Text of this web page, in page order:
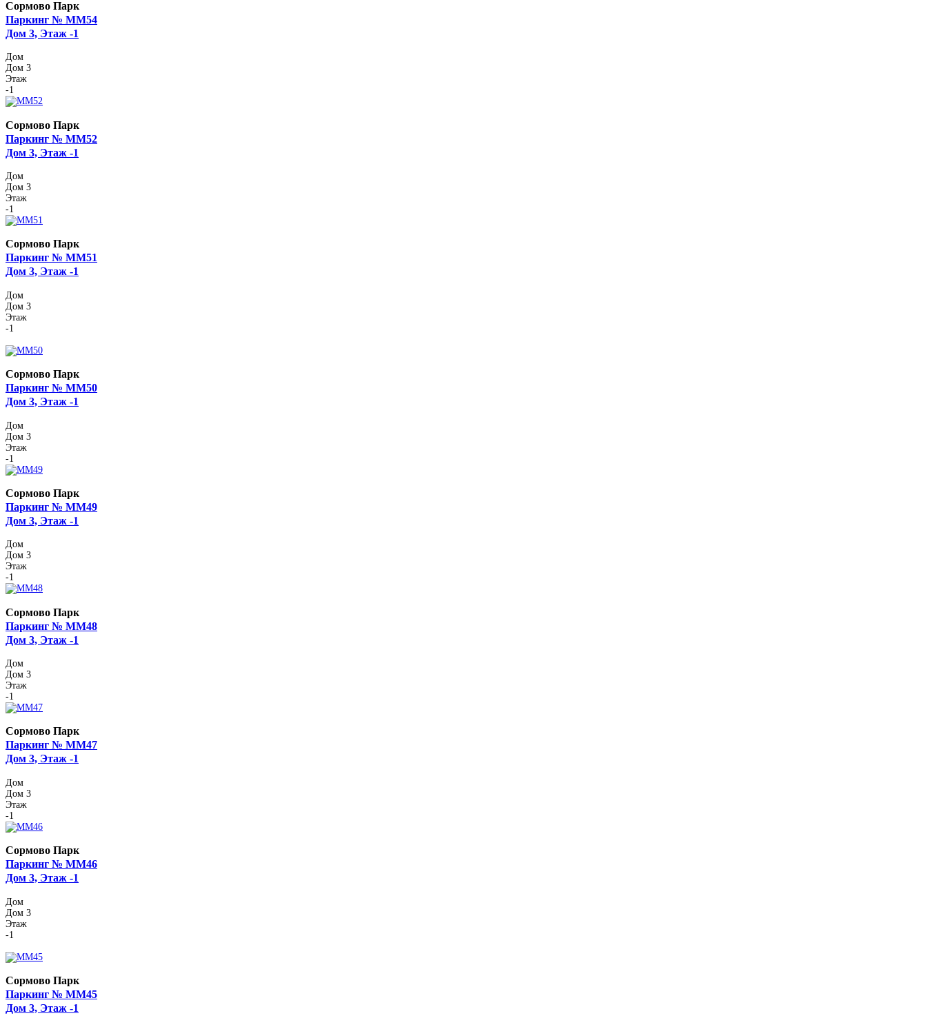
Сормово Парк
Паркинг № ММ54
Дом 3, Этаж -1
Дом
Дом 3
Этаж
-1
Сормово Парк
Паркинг № ММ52
Дом 3, Этаж -1
Дом
Дом 3
Этаж
-1
Сормово Парк
Паркинг № ММ51
Дом 3, Этаж -1
Дом
Дом 3
Этаж
-1
Сормово Парк
Паркинг № ММ50
Дом 3, Этаж -1
Дом
Дом 3
Этаж
-1
Сормово Парк
Паркинг № ММ49
Дом 3, Этаж -1
Дом
Дом 3
Этаж
-1
Сормово Парк
Паркинг № ММ48
Дом 3, Этаж -1
Дом
Дом 3
Этаж
-1
Сормово Парк
Паркинг № ММ47
Дом 3, Этаж -1
Дом
Дом 3
Этаж
-1
Сормово Парк
Паркинг № ММ46
Дом 3, Этаж -1
Дом
Дом 3
Этаж
-1
Сормово Парк
Паркинг № ММ45
Дом 3, Этаж -1